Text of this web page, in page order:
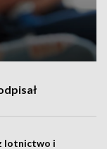
lotnictwo i